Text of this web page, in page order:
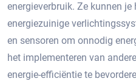
energieverbruik.​ Ze kunnen
energiezuinige
en sensoren om onnodig
het implementeren van
energie-efficiëntie te